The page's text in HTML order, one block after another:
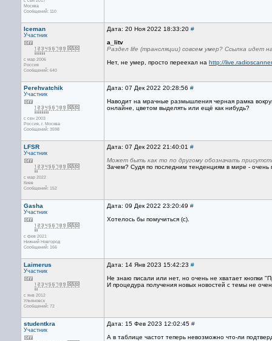
Москва
Сообщений: 110
Iceman
Участник
с мар 2006
Россия
Сообщений: 640
Дата: 20 Ноя 2022 18:33:20 #
a_litv
Раздел life (трансляции) совсем умер? Ссылка идет
Нет, не умер, просто переехал на http://
Perehvatchik
Участник
с сен 2003
Россия, г. Москва
Сообщений: 3598
Дата: 07 Дек 2022 20:28:56 #
Наводит на мрачные размышления черная рамка
онлайне, цветом выделять или ещё как нибудь?
LFSR
Участник
с мар 2022
Киев
Сообщений: 152
Дата: 07 Дек 2022 21:40:01 #
Может быть как то по другому обозначать
Зачем? Судя по последним тенденциям в мире -
Gasha
Участник
с фев 2021
Нижний Новгород
Сообщений: 166
Дата: 09 Дек 2022 23:20:49 #
Хотелось бы помучиться (с).
Laimerus
Участник
с янв 2012
Ульяновск
Сообщений: 72
Дата: 14 Янв 2023 15:42:23 #
Не знаю писали или нет, но очень не хватает кнопки
И процедура получения новых новостей с темы не
studentkra
Участник
Дата: 15 Фев 2023 12:02:45 #
А в таблице частот теперь невозможно что-ли